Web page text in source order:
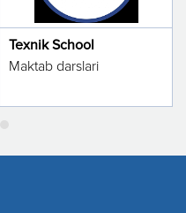
Texnik School
Maktab darslari